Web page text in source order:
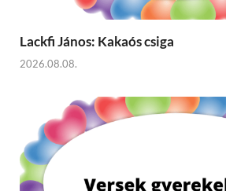
Lackfi János: Kakaós csiga
2026.08.08.